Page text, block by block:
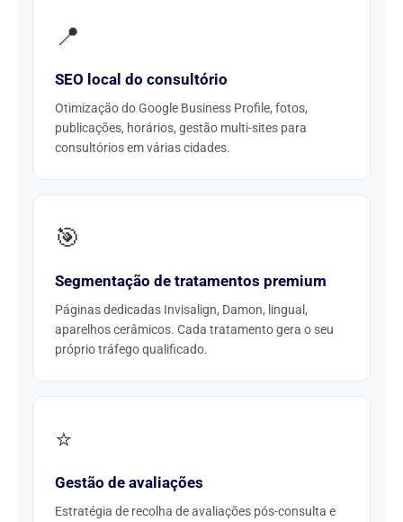
📍
SEO local do consultório
Otimização do Google Business Profile, fotos,
publicações, horários, gestão multi-sites para
consultórios em várias cidades.
🎯
Segmentação de tratamentos premium
Páginas dedicadas Invisalign, Damon, lingual,
aparelhos cerâmicos. Cada tratamento gera o seu
próprio tráfego qualificado.
⭐
Gestão de avaliações
Estratégia de recolha de avaliações pós-consulta e